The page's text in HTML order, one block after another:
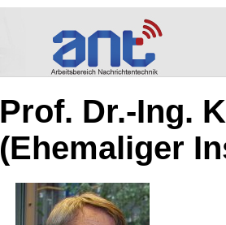
Prof. Dr.-Ing.
(Ehemaliger